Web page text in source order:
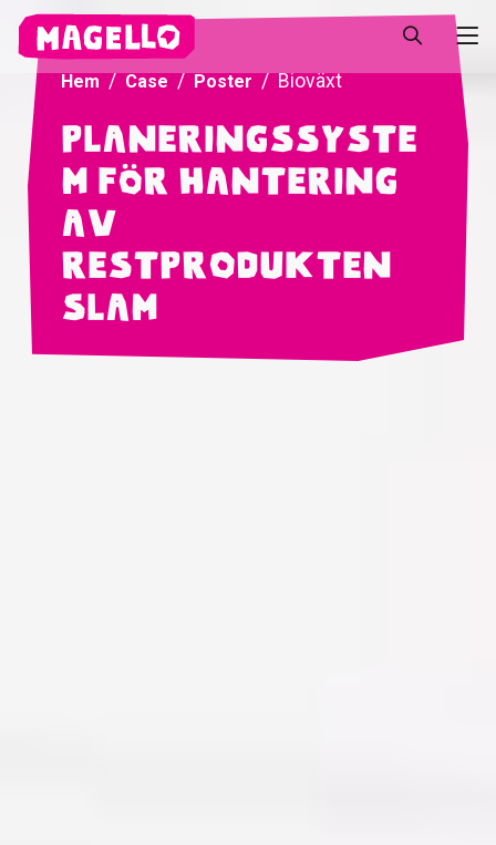
Hem Case Poster Bioväxt
Planeringssyste
m för hantering
av
restprodukten
slam